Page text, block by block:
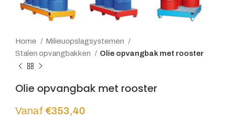
Home
Milieuopslagsystemen
Stalen opvangbakken
Olie opvangbak met rooster
Olie opvangbak met rooster
Vanaf €353,40